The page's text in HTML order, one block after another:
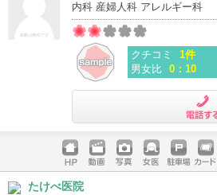
内科 産婦人科 アレルギー科
クチコミ
1件
男女比 0：10
ホームペ
ージ
動画 写真 女医 駐車場
クレジッ
たけべ医院